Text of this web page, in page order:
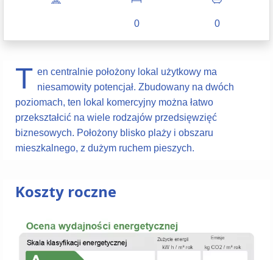
0 0
T en centralnie położony lokal użytkowy ma
niesamowity potencjał. Zbudowany na dwóch
poziomach, ten lokal komercyjny można łatwo
przekształcić na wiele rodzajów przedsięwzięć
biznesowych. Położony blisko plaży i obszaru
mieszkalnego, z dużym ruchem pieszych.
Koszty roczne